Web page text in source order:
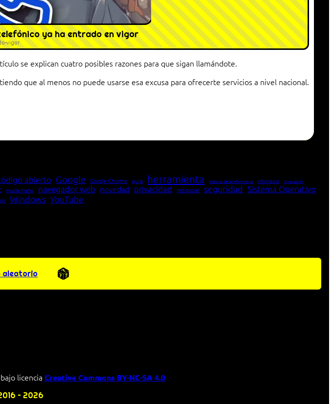
ya ha entrado en vigor
vigor
se explican cuatro posibles razones para que sigan llamándote.
que al menos no puede usarse esa excusa para ofrecerte servicios a nivel nacional.
abierto Google Google Chrome guía herramienta historia de la Informática Informática innovación
Mozilla Firefox navegador web novedad privacidad red social seguridad Sistema Operativo
Windows YouTube
aleatorio
licencia Creative Commons BY-NC-SA 4.0
– 2026